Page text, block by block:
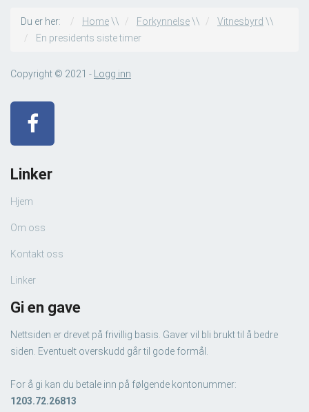
Du er her: Home\\ Forkynnelse\\ Vitnesbyrd \\
En presidents siste timer
Copyright © 2021 - Logg inn
Linker
Hjem
Om oss
Kontakt oss
Linker
Gi en gave
Nettsiden er drevet på frivillig basis. Gaver vil bli brukt til å bedre
siden. Eventuelt overskudd går til gode formål.
For å gi kan du betale inn på følgende kontonummer:
1203.72.26813